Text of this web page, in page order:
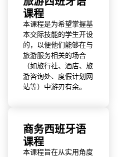
课程
本课程是为希望掌握基
本交际技能的学生开设
的，以便他们能够在与
旅游服务相关的场合
（如旅行社、酒店、旅
游咨询处、度假计划网
站等）中游刃有余。
商务西班牙语
课程
本课程旨在从实用角度